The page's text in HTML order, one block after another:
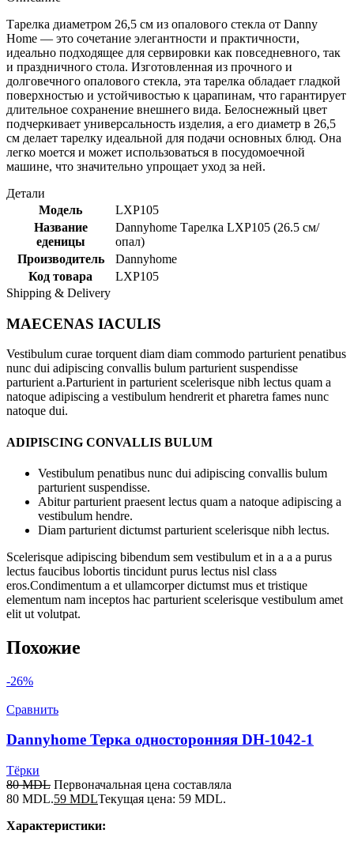
Тарелка диаметром 26,5 см из опалового стекла от Danny
Home — это сочетание элегантности и практичности,
идеально подходящее для сервировки как повседневного, так
и праздничного стола. Изготовленная из прочного и
долговечного опалового стекла, эта тарелка обладает гладкой
поверхностью и устойчивостью к царапинам, что гарантирует
длительное сохранение внешнего вида. Белоснежный цвет
подчеркивает универсальность изделия, а его диаметр в 26,5
см делает тарелку идеальной для подачи основных блюд. Она
легко моется и может использоваться в посудомоечной
машине, что значительно упрощает уход за ней.
Детали
Модель
LXP105
Название
еденицы
Dannyhome Тарелка LXP105 (26.5 cм/
опал)
Производитель
Dannyhome
Код товара
LXP105
Shipping & Delivery
MAECENAS IACULIS
Vestibulum curae torquent diam diam commodo parturient penatibus
nunc dui adipiscing convallis bulum parturient suspendisse
parturient a.Parturient in parturient scelerisque nibh lectus quam a
natoque adipiscing a vestibulum hendrerit et pharetra fames nunc
natoque dui.
ADIPISCING CONVALLIS BULUM
Vestibulum penatibus nunc dui adipiscing convallis bulum
parturient suspendisse.
Abitur parturient praesent lectus quam a natoque adipiscing a
vestibulum hendre.
Diam parturient dictumst parturient scelerisque nibh lectus.
Scelerisque adipiscing bibendum sem vestibulum et in a a a purus
lectus faucibus lobortis tincidunt purus lectus nisl class
eros.Condimentum a et ullamcorper dictumst mus et tristique
elementum nam inceptos hac parturient scelerisque vestibulum amet
elit ut volutpat.
Похожие
-26%
Сравнить
Dannyhome Терка односторонняя DH-1042-1
Тёрки
80MDL Первоначальная цена составляла
80 MDL.59 MDLТекущая цена: 59 MDL.
Характеристики: